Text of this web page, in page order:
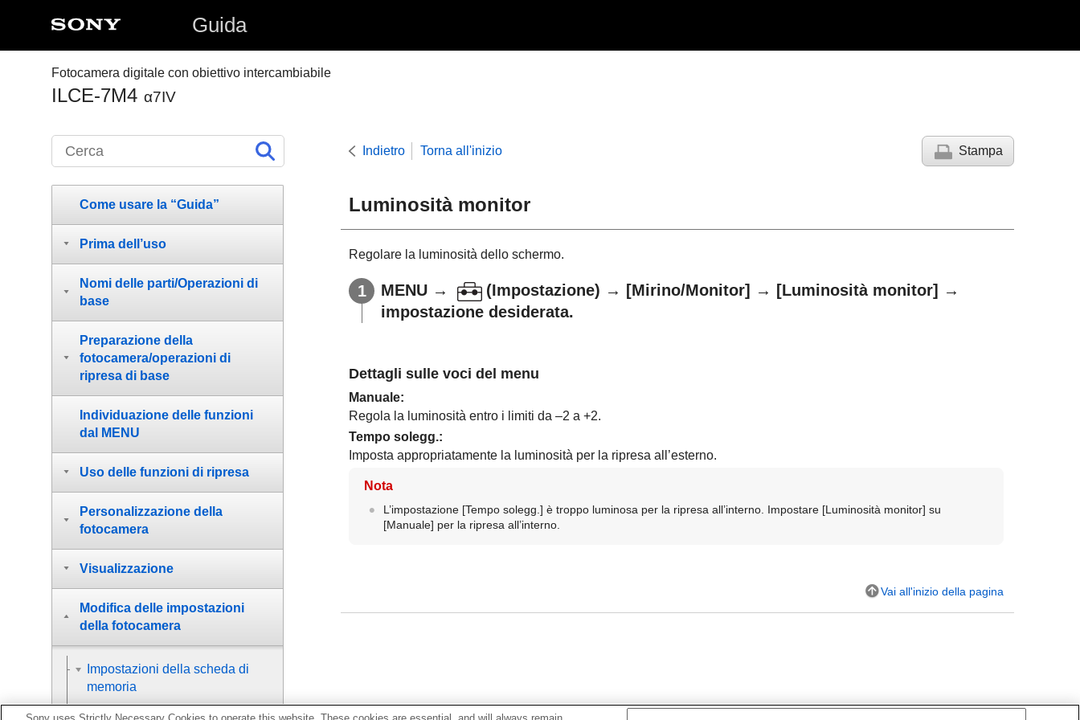
Guida
Fotocamera digitale con obiettivo intercambiabile
ILCE-7M4 α7IV
Indietro Torna all'inizio Stampa
Luminosità monitor
Regolare la luminosità dello schermo.
MENU → (Impostazione) → [Mirino/Monitor] → [Luminosità monitor]
→
impostazione desiderata.
Dettagli sulle voci del menu
Manuale:
Regola la luminosità entro i limiti da –2 a +2.
Tempo solegg.:
Imposta appropriatamente la luminosità per la ripresa all’esterno.
Nota
L’impostazione [Tempo solegg.] è troppo luminosa per la ripresa all’interno. Impostare [Luminosità monitor] su
[Manuale] per la ripresa all’interno.
Vai all'inizio della pagina
Come usare la “Guida”
Prima dell’uso
Nomi delle parti/Operazioni di
base
Preparazione della
fotocamera/operazioni di
ripresa di base
Individuazione delle funzioni
dal MENU
Uso delle funzioni di ripresa
Personalizzazione della
fotocamera
Visualizzazione
Modifica delle impostazioni
della fotocamera
Impostazioni della scheda di
memoria
Impostazioni di file